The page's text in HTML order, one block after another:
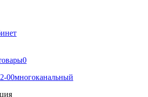
0
00многоканальный